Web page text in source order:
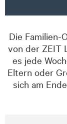
Die Familien-
von der ZEIT
es jede
Eltern oder
sich am